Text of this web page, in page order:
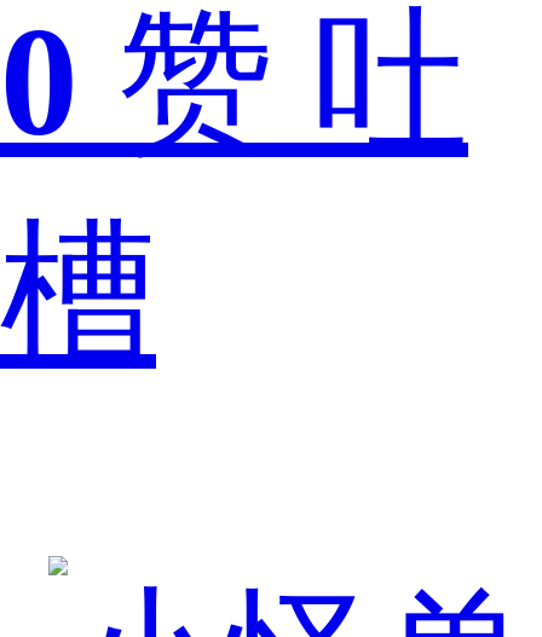
音
呢？
对
0 赞 吐
槽